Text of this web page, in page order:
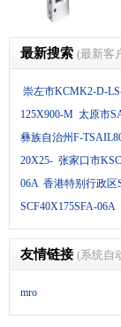
最新搜索 (最新客
崇左市KCMK2-D-
125X900-M 太原市
彝族自治州F-
20X25- 张家口市
06A 香港特别行政区
SCF40X175SFA-06A
友情链接 (系统自
mro